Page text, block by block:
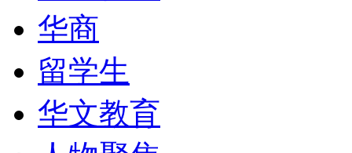
华商
留学生
华文教育